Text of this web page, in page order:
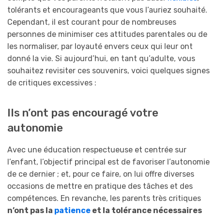
tolérants et encourageants que vous l’auriez souhaité.
Cependant, il est courant pour de nombreuses
personnes de minimiser ces attitudes parentales ou de
les normaliser, par loyauté envers ceux qui leur ont
donné la vie. Si aujourd’hui, en tant qu’adulte, vous
souhaitez revisiter ces souvenirs, voici quelques signes
de critiques excessives :
Ils n’ont pas encouragé votre
autonomie
Avec une éducation respectueuse et centrée sur
l’enfant, l’objectif principal est de favoriser l’autonomie
de ce dernier ; et, pour ce faire, on lui offre diverses
occasions de mettre en pratique des tâches et des
compétences. En revanche, les parents très critiques
n’ont pas la patience et la tolérance nécessaires